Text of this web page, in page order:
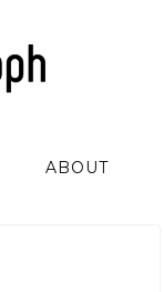
ABOUT